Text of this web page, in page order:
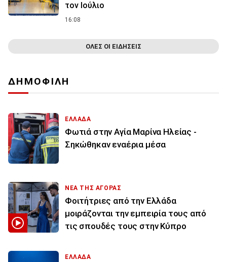
τον Ιούλιο
16:08
ΟΛΕΣ ΟΙ ΕΙΔΗΣΕΙΣ
ΔΗΜΟΦΙΛΗ
ΕΛΛΑΔΑ
Φωτιά στην Aγία Μαρίνα Ηλείας -
Σηκώθηκαν εναέρια μέσα
ΝΕΑ ΤΗΣ ΑΓΟΡΑΣ
Φοιτήτριες από την Ελλάδα
μοιράζονται την εμπειρία τους από
τις σπουδές τους στην Κύπρο
ΕΛΛΑΔΑ